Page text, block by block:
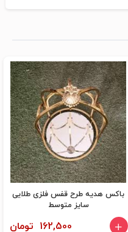
باکس هدیه طرح قفس فلزی طلایی
سایز متوسط
162,500 تومان